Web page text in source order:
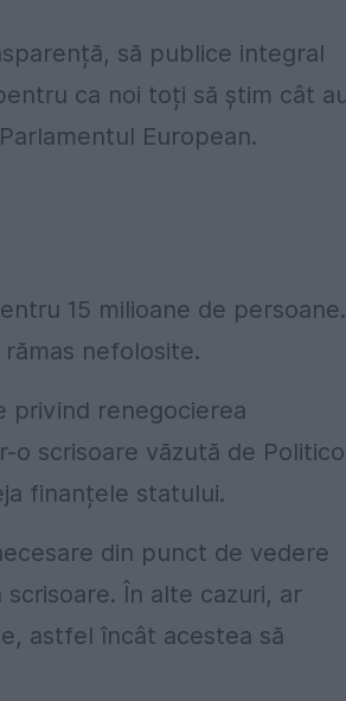
să publice integral
ca noi toți să știm cât
European.
15 milioane de persoane.
nefolosite.
privind renegocierea
scrisoare văzută de Politico
finanțele statului.
din punct de vedere
În alte cazuri, ar
astfel încât acestea să